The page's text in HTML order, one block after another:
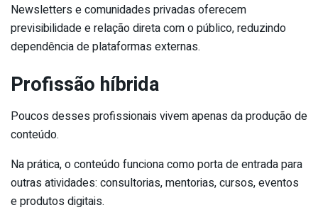
Newsletters e comunidades privadas oferecem
previsibilidade e relação direta com o público, reduzindo
dependência de plataformas externas.
Profissão híbrida
Poucos desses profissionais vivem apenas da produção de
conteúdo.
Na prática, o conteúdo funciona como porta de entrada para
outras atividades: consultorias, mentorias, cursos, eventos
e produtos digitais.